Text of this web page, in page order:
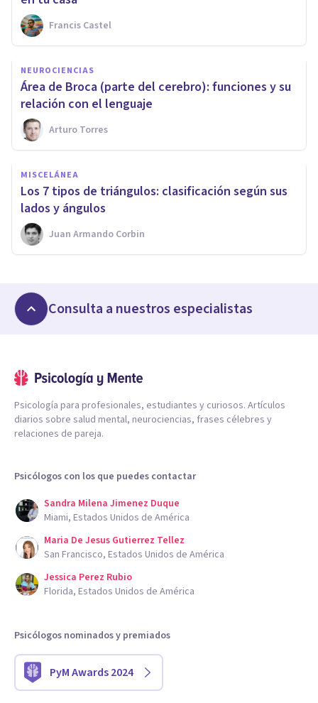
Francis Castel
NEUROCIENCIAS
Área de Broca (parte del cerebro): funciones y su
relación con el lenguaje
Arturo Torres
MISCELÁNEA
​Los 7 tipos de triángulos: clasificación según sus
lados y ángulos
Juan Armando Corbin
Consulta a nuestros especialistas
Psicología para profesionales, estudiantes y curiosos. Artículos
diarios sobre salud mental, neurociencias, frases célebres y
relaciones de pareja.
Psicólogos con los que puedes contactar
Sandra Milena Jimenez Duque
Miami, Estados Unidos de América
Maria De Jesus Gutierrez Tellez
San Francisco, Estados Unidos de América
Jessica Perez Rubio
Florida, Estados Unidos de América
Psicólogos nominados y premiados
PyM Awards 2024